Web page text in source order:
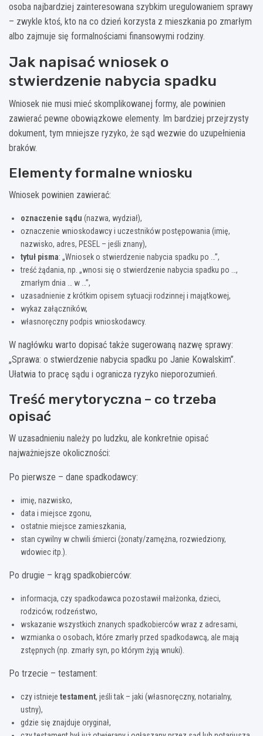
osoba najbardziej zainteresowana szybkim uregulowaniem sprawy
– zwykle ktoś, kto na co dzień korzysta z mieszkania po zmarłym
albo zajmuje się formalnościami finansowymi rodziny.
Jak napisać wniosek o
stwierdzenie nabycia spadku
Wniosek nie musi mieć skomplikowanej formy, ale powinien
zawierać pewne obowiązkowe elementy. Im bardziej przejrzysty
dokument, tym mniejsze ryzyko, że sąd wezwie do uzupełnienia
braków.
Elementy formalne wniosku
Wniosek powinien zawierać:
oznaczenie sądu (nazwa, wydział),
oznaczenie wnioskodawcy i uczestników postępowania (imię,
nazwisko, adres, PESEL – jeśli znany),
tytuł pisma: „Wniosek o stwierdzenie nabycia spadku po …”,
treść żądania, np. „wnosi się o stwierdzenie nabycia spadku po …,
zmarłym dnia … w …”,
uzasadnienie z krótkim opisem sytuacji rodzinnej i majątkowej,
wykaz załączników,
własnoręczny podpis wnioskodawcy.
W nagłówku warto dopisać także sugerowaną nazwę sprawy:
„Sprawa: o stwierdzenie nabycia spadku po Janie Kowalskim”.
Ułatwia to pracę sądu i ogranicza ryzyko nieporozumień.
Treść merytoryczna – co trzeba
opisać
W uzasadnieniu należy po ludzku, ale konkretnie opisać
najważniejsze okoliczności:
Po pierwsze – dane spadkodawcy:
imię, nazwisko,
data i miejsce zgonu,
ostatnie miejsce zamieszkania,
stan cywilny w chwili śmierci (żonaty/zamężna, rozwiedziony,
wdowiec itp.).
Po drugie – krąg spadkobierców:
informacja, czy spadkodawca pozostawił małżonka, dzieci,
rodziców, rodzeństwo,
wskazanie wszystkich znanych spadkobierców wraz z adresami,
wzmianka o osobach, które zmarły przed spadkodawcą, ale mają
zstępnych (np. zmarły syn, po którym żyją wnuki).
Po trzecie – testament:
czy istnieje testament, jeśli tak – jaki (własnoręczny, notarialny,
ustny),
gdzie się znajduje oryginał,